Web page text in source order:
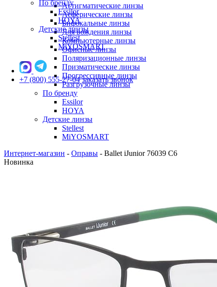
Астигматические линзы
Асферические линзы
Бифокальные линзы
Для вождения линзы
Компьютерные линзы
Офисные линзы
Поляризационные линзы
Призматические линзы
Прогрессивные линзы
Разгрузочные линзы
По бренду
Essilor
HOYA
Детские линзы
Stellest
MiYOSMART
По бренду
Essilor
HOYA
Детские линзы
Stellest
MiYOSMART
+7 (800) 555-27-04 заказать звонок
Интернет-магазин - Оправы - Ballet iJunior 76039 C6
Новинка